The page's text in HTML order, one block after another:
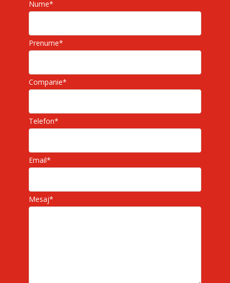
Nume*
Prenume*
Companie*
Telefon*
Email*
Mesaj*